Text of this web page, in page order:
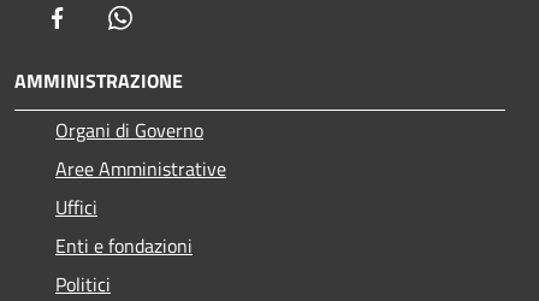
Facebook
AMMINISTRAZIONE
Organi di Governo
Aree Amministrative
Uffici
Enti e fondazioni
Politici